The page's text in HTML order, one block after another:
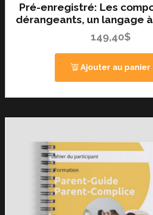
Pré-enregistré: Les
dérangeants, un langage
149,40$
Ajouter au panier